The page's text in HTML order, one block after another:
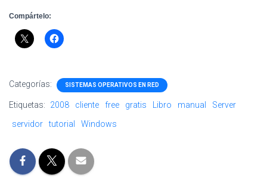
Compártelo:
Categorías: SISTEMAS OPERATIVOS EN RED
Etiquetas: 2008 cliente free gratis Libro manual
Server
servidor
tutorial Windows